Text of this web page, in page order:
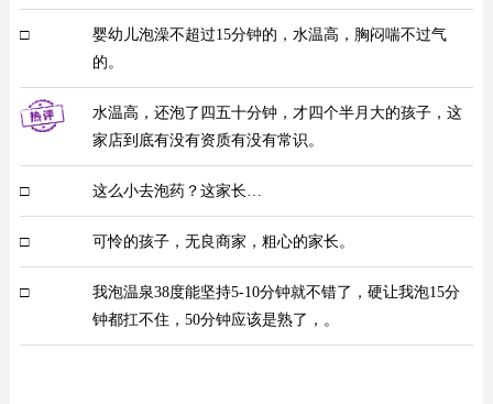
□
婴幼儿泡澡不超过15分钟的，水温高，胸闷喘不过气
的。
水温高，还泡了四五十分钟，才四个半月大的孩子，这
家店到底有没有资质有没有常识。
□ 这么小去泡药？这家长…
□ 可怜的孩子，无良商家，粗心的家长。
□
我泡温泉38度能坚持5-10分钟就不错了，硬让我泡15分
钟都扛不住，50分钟应该是熟了，。